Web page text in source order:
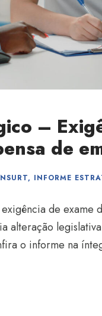
–
de
, INFORME
de exame
alteração
o informe na